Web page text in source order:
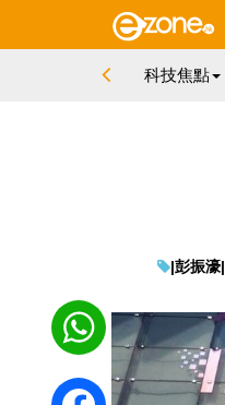
科技焦點
|彭振濠|
WhatsApp